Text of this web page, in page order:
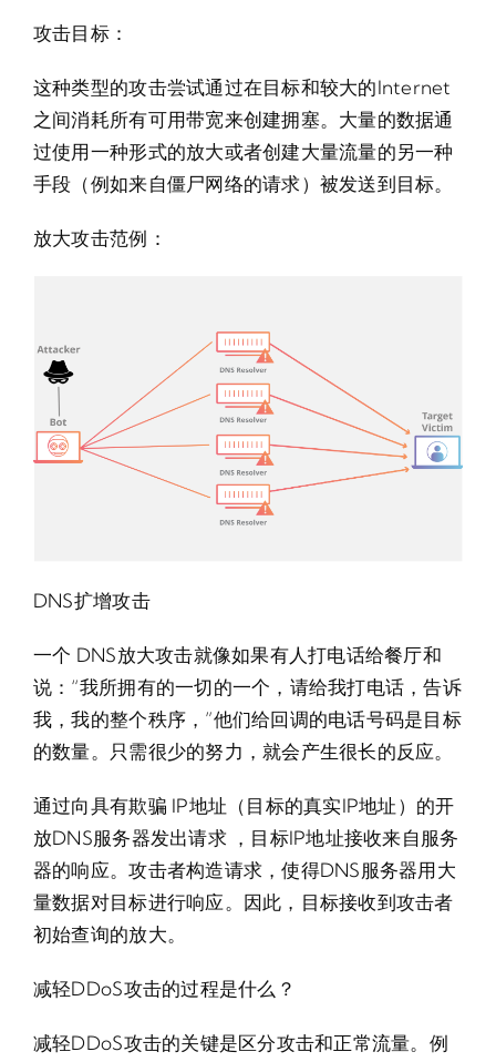
攻击目标：
这种类型的攻击尝试通过在目标和较大的Internet
之间消耗所有可用带宽来创建拥塞。大量的数据通
过使用一种形式的放大或者创建大量流量的另一种
手段（例如来自僵尸网络的请求）被发送到目标。
放大攻击范例：
DNS扩增攻击
一个 DNS放大攻击就像如果有人打电话给餐厅和
说：“我所拥有的一切的一个，请给我打电话，告诉
我，我的整个秩序，”他们给回调的电话号码是目标
的数量。只需很少的努力，就会产生很长的反应。
通过向具有欺骗 IP地址（目标的真实IP地址）的开
放DNS服务器发出请求 ，目标IP地址接收来自服务
器的响应。攻击者构造请求，使得DNS服务器用大
量数据对目标进行响应。因此，目标接收到攻击者
初始查询的放大。
减轻DDoS攻击的过程是什么？
减轻DDoS攻击的关键是区分攻击和正常流量。例